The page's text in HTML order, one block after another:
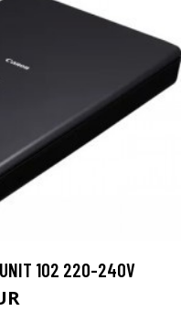
UNIT 102 220-240V